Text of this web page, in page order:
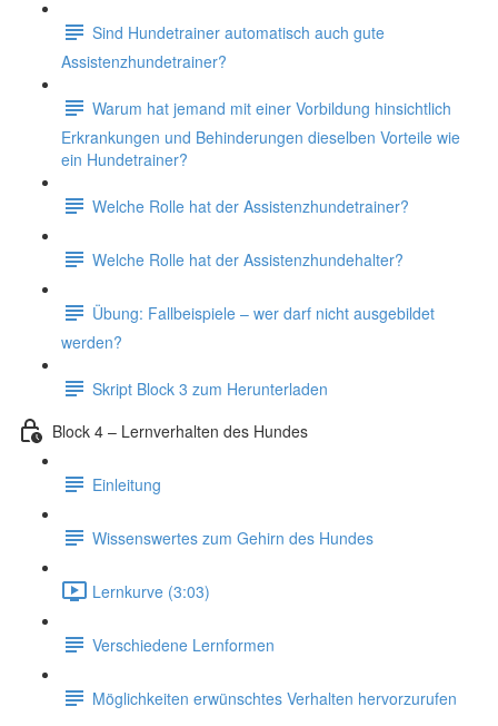
Sind Hundetrainer automatisch auch gute
Assistenzhundetrainer?
Warum hat jemand mit einer Vorbildung hinsichtlich
Erkrankungen und Behinderungen dieselben Vorteile wie
ein Hundetrainer?
Welche Rolle hat der Assistenzhundetrainer?
Welche Rolle hat der Assistenzhundehalter?
Übung: Fallbeispiele – wer darf nicht ausgebildet
werden?
Skript Block 3 zum Herunterladen
Block 4 – Lernverhalten des Hundes
Einleitung
Wissenswertes zum Gehirn des Hundes
Lernkurve (3:03)
Verschiedene Lernformen
Möglichkeiten erwünschtes Verhalten hervorzurufen